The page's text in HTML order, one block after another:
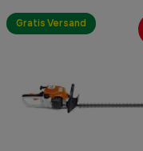
Gratis Versand